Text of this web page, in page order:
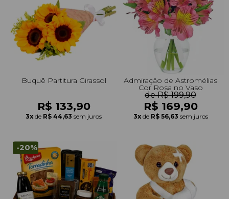
Buquê Partitura Girassol
R$ 133,90
3x de R$ 44,63 sem juros
Admiração de Astromélias
Cor Rosa no Vaso
de R$ 199,90
R$ 169,90
3x de R$ 56,63 sem juros
-20%